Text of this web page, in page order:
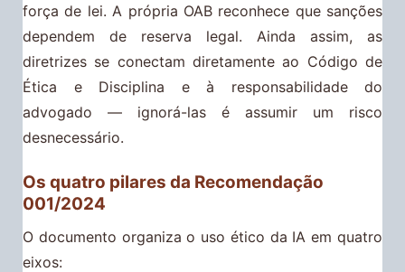
força de lei. A própria OAB reconhece que sanções
dependem de reserva legal. Ainda assim, as
diretrizes se conectam diretamente ao Código de
Ética e Disciplina e à responsabilidade do
advogado — ignorá-las é assumir um risco
desnecessário.
Os quatro pilares da Recomendação
001/2024
O documento organiza o uso ético da IA em quatro
eixos: